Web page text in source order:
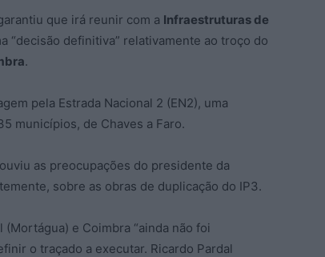
que irá reunir com a Infraestruturas de
“decisão definitiva” relativamente ao troço do
.
pela Estrada Nacional 2 (EN2), uma
municípios, de Chaves a Faro.
as preocupações do presidente da
sobre as obras de duplicação do IP3.
e Coimbra “ainda não foi
o traçado a executar. Ricardo Pardal